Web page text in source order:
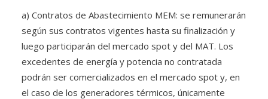
a) Contratos de Abastecimiento MEM: se remunerarán
según sus contratos vigentes hasta su finalización y
luego participarán del mercado spot y del MAT. Los
excedentes de energía y potencia no contratada
podrán ser comercializados en el mercado spot y, en
el caso de los generadores térmicos, únicamente